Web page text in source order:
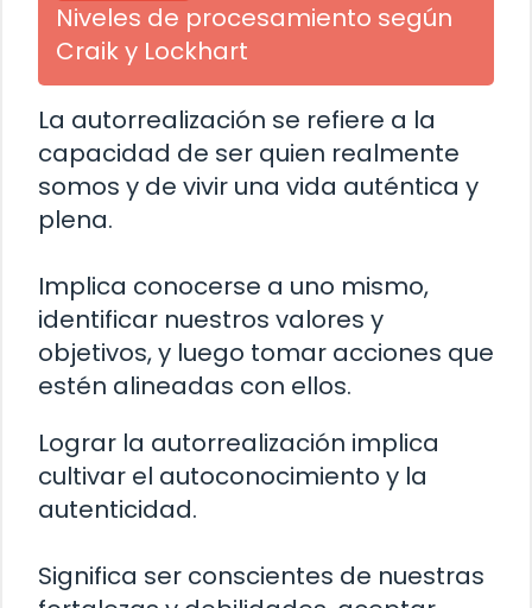
Niveles de procesamiento según
Craik y Lockhart
La autorrealización se refiere a la
capacidad de ser quien realmente
somos y de vivir una vida auténtica y
plena.
Implica conocerse a uno mismo,
identificar nuestros valores y
objetivos, y luego tomar acciones que
estén alineadas con ellos.
Lograr la autorrealización implica
cultivar el autoconocimiento y la
autenticidad.
Significa ser conscientes de nuestras